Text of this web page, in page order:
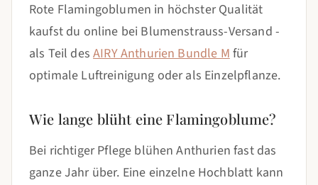
Rote Flamingoblumen in höchster Qualität
kaufst du online bei Blumenstrauss-Versand -
als Teil desAIRY Anthurien Bundle Mfür
optimale Luftreinigung oder als Einzelpflanze.
Wie lange blüht eine Flamingoblume?
Bei richtiger Pflege blühen Anthurien fast das
ganze Jahr über. Eine einzelne Hochblatt kann